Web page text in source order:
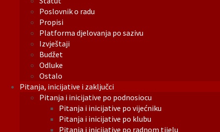
Poslovnik o radu
Propisi
Platforma djelovanja po sazivu
Izvještaji
Budžet
Odluke
Ostalo
Pitanja, inicijative i zaključci
Pitanja i inicijative po podnosiocu
Pitanja i inicijative po vijećniku
Pitanja i inicijative po klubu
Pitanja i inicijative po radnom tijelu